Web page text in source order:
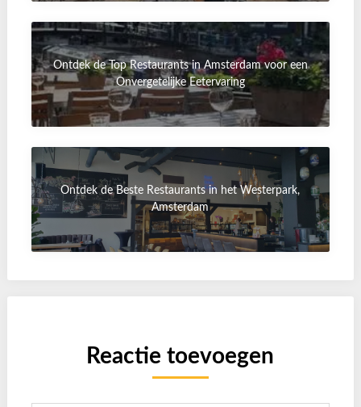
Ontdek de Top Restaurants in Amsterdam voor een
Onvergetelijke Eetervaring
Ontdek de Beste Restaurants in het Westerpark,
Amsterdam
Reactie toevoegen